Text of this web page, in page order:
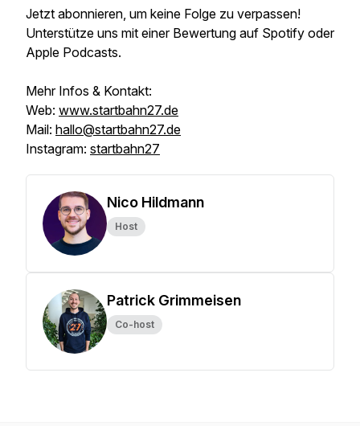
Jetzt abonnieren, um keine Folge zu verpassen!
Unterstütze uns mit einer Bewertung auf Spotify oder
Apple Podcasts.
Mehr Infos & Kontakt:
Web: www.startbahn27.de
Mail: hallo@startbahn27.de
Instagram: startbahn27
Nico Hildmann
Host
Patrick Grimmeisen
Co-host